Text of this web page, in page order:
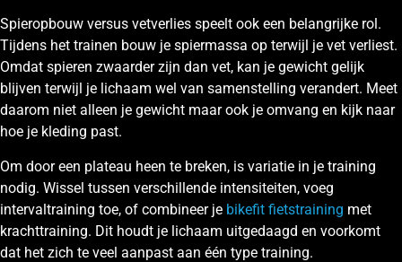
Spieropbouw versus vetverlies speelt ook een belangrijke rol.
Tijdens het trainen bouw je spiermassa op terwijl je vet verliest.
Omdat spieren zwaarder zijn dan vet, kan je gewicht gelijk
blijven terwijl je lichaam wel van samenstelling verandert. Meet
daarom niet alleen je gewicht maar ook je omvang en kijk naar
hoe je kleding past.
Om door een plateau heen te breken, is variatie in je training
nodig. Wissel tussen verschillende intensiteiten, voeg
intervaltraining toe, of combineer je bikefit fietstraining met
krachttraining. Dit houdt je lichaam uitgedaagd en voorkomt
dat het zich te veel aanpast aan één type training.